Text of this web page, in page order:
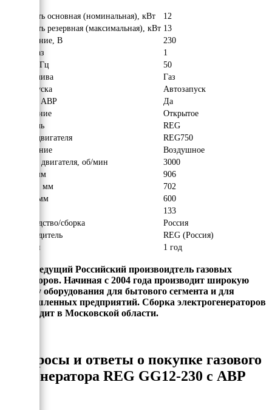
Мощность основная (номинальная), кВт
12
Мощность резервная (максимальная), кВт 13
Напряжение, В
230
Число фаз
1
Частота, Гц
50
Вид топлива
Газ
Тип запуска
Автозапуск
Наличие АВР
Да
Исполнение
Открытое
Двигатель
REG
Модель двигателя
REG750
Охлаждение
Воздушное
Обороты двигателя, об/мин
3000
Длина, мм
906
Ширина, мм
702
Высота, мм
600
133
Производство/сборка
Россия
Производитель
REG (Россия)
Гарантия
1 год
REG - ведущий Российский произвоидтель газовых
генераторов. Начиная с 2004 года производит широкую
линейку оборудования для бытового сегмента и для
промышленных предприятий. Сборка электрогенераторов
происходит в Московской области.
Вопросы и ответы о покупке газового
генератора REG GG12-230 с АВР